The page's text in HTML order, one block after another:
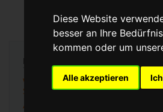
Diese Website
besser an Ihre
kommen oder um
Alle akzeptieren
Navigation
WikiPedalia -
Startseite
Alle Seiten A-Z